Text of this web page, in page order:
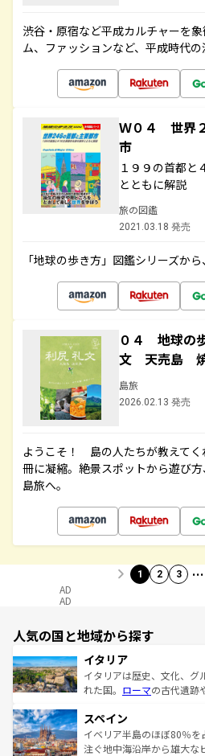
渋谷・原宿など平成カルチャーを
ム、ファッションなど、平成時代の
Ｗ０４ 世界
市
１９９の首都と
とともに解説
旅の図鑑
2021.03.18 発売
「地球の歩き方」図鑑シリーズか
０４ 地球
文 天売島
島旅
2026.02.13 発売
ようこそ！ 島の人たちが教えてく
冊に凝縮。絶景スポットから遊び方
島旅へ。
1 2 3 …
AD
AD
人気の国と地域から探す
イタリア
イタリアは歴史、文化、グ
れた国。 ローマの古代遺跡
ろん、トスカーナの美しい
景など、自然景観も見逃せ
ピザやパスタなど、絶品の
スペイン
イベリア半島のほぼ80％
注ぐ地中海沿岸から雄大な